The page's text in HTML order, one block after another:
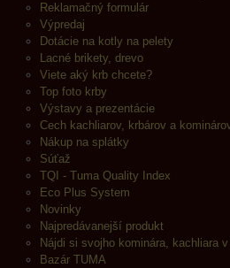
Reklamačný formulár
Výpredaj
Dotácie na kotly na pelety
Lacné brikety, drevo
Viete aký krb chcete?
Top foto krby
Výstavy a prezentácie
Cech kachliarov, krbárov a
Nákup na splátky
Súťaž
TQI - Tuma Quality Index
Eco Plus System
Novinky
Najpredávanejší produkt
Nájdi si svojho kominára, kachliara
Bazár TUMA